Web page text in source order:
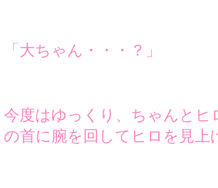
「大ちゃん・・・？」
今度はゆっくり、ちゃんと
の首に腕を回してヒロを見上